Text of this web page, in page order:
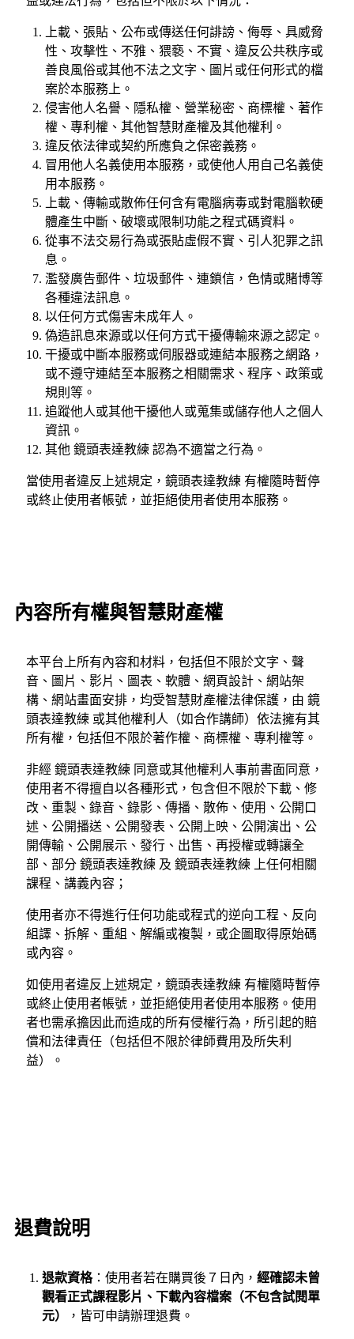
上載、張貼、公布或傳送任何誹謗、侮辱、具威脅
性、攻擊性、不雅、猥褻、不實、違反公共秩序或
善良風俗或其他不法之文字、圖片或任何形式的檔
案於本服務上。
侵害他人名譽、隱私權、營業秘密、商標權、著作
權、專利權、其他智慧財產權及其他權利。
違反依法律或契約所應負之保密義務。
冒用他人名義使用本服務，或使他人用自己名義使
用本服務。
上載、傳輸或散佈任何含有電腦病毒或對電腦軟硬
體產生中斷、破壞或限制功能之程式碼資料。
從事不法交易行為或張貼虛假不實、引人犯罪之訊
息。
濫發廣告郵件、垃圾郵件、連鎖信，色情或賭博等
各種違法訊息。
以任何方式傷害未成年人。
偽造訊息來源或以任何方式干擾傳輸來源之認定。
干擾或中斷本服務或伺服器或連結本服務之網路，
或不遵守連結至本服務之相關需求、程序、政策或
規則等。
追蹤他人或其他干擾他人或蒐集或儲存他人之個人
資訊。
其他 鏡頭表達教練 認為不適當之行為。
當使用者違反上述規定，鏡頭表達教練 有權隨時暫停
或終止使用者帳號，並拒絕使用者使用本服務。
內容所有權與智慧財產權
本平台上所有內容和材料，包括但不限於文字、聲
音、圖片、影片、圖表、軟體、網頁設計、網站架
構、網站畫面安排，均受智慧財產權法律保護，由 鏡
頭表達教練 或其他權利人（如合作講師）依法擁有其
所有權，包括但不限於著作權、商標權、專利權等。
非經 鏡頭表達教練 同意或其他權利人事前書面同意，
使用者不得擅自以各種形式，包含但不限於下載、修
改、重製、錄音、錄影、傳播、散佈、使用、公開口
述、公開播送、公開發表、公開上映、公開演出、公
開傳輸、公開展示、發行、出售、再授權或轉讓全
部、部分 鏡頭表達教練 及 鏡頭表達教練 上任何相關
課程、講義內容；
使用者亦不得進行任何功能或程式的逆向工程、反向
組譯、拆解、重組、解編或複製，或企圖取得原始碼
或內容。
如使用者違反上述規定，鏡頭表達教練 有權隨時暫停
或終止使用者帳號，並拒絕使用者使用本服務。使用
者也需承擔因此而造成的所有侵權行為，所引起的賠
償和法律責任（包括但不限於律師費用及所失利
益）。
退費說明
退款資格：使用者若在購買後７日內， 經確認未曾
觀看正式課程影片、下載內容檔案（不包含試閱單
元）
，皆可申請辦理退費。